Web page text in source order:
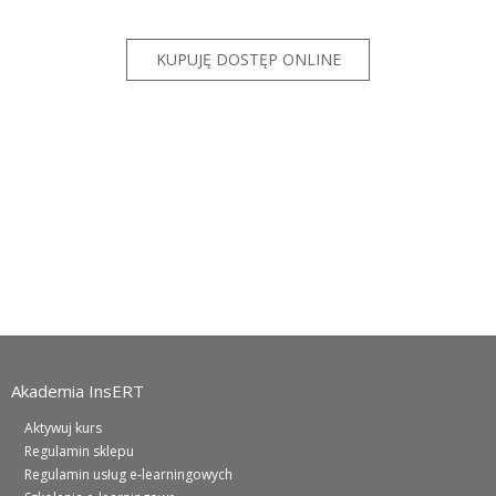
Akademia InsERT
Aktywuj kurs
Regulamin sklepu
Regulamin usług e-learningowych